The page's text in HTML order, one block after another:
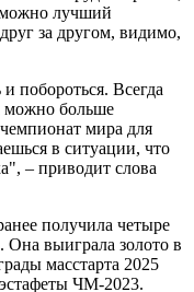
можно лучший
за другом, видимо,
побороться. Всегда
можно больше
мира для
в ситуации, что
– приводит слова
получила четыре
выиграла золото в
масстарта 2025
ЧМ-2023.